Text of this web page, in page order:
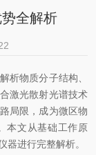
全解析
物质分子结构、
激光散射光谱技术
局限，成为微区物
本文从基础工作原
器进行完整解析。